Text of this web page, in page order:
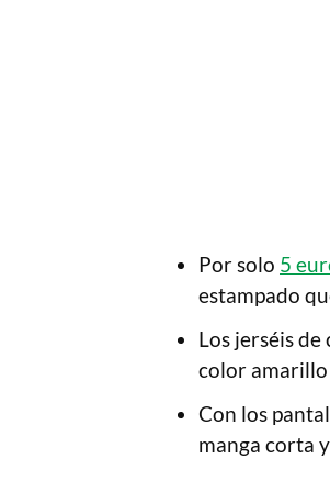
Por solo 5
estampado
Los jerséis
color
Con los
manga corta